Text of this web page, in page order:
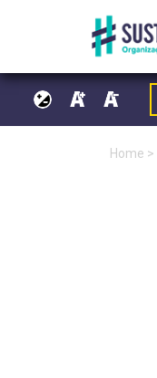
Home >